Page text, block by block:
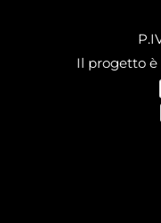
Il progetto è